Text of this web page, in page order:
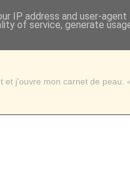
j'ouvre mon carnet de peau.
IP address and user-agent
of service, generate